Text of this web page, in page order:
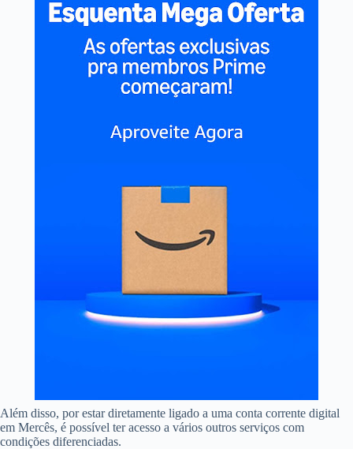
Além disso, por estar diretamente ligado a uma conta corrente digital
em Mercês, é possível ter acesso a vários outros serviços com
condições diferenciadas.